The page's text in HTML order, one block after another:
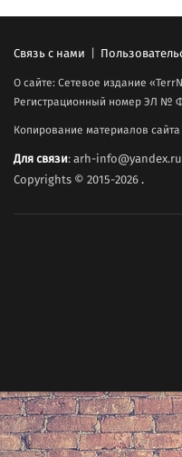
Связь с нами |
О сайте: Сетевое издание
Регистрационный номер ЭЛ №
Копирование материалов
Для связи: arh-info@yandex.ru
Copyrights © 2015-2026.